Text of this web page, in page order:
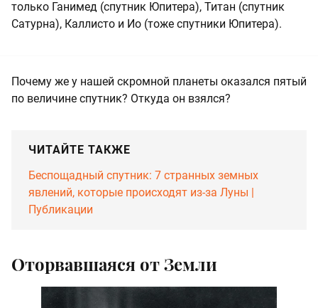
только Ганимед (спутник Юпитера), Титан (спутник
Сатурна), Каллисто и Ио (тоже спутники Юпитера).
Почему же у нашей скромной планеты оказался пятый
по величине спутник? Откуда он взялся?
ЧИТАЙТЕ ТАКЖЕ
Беспощадный спутник: 7 странных земных
явлений, которые происходят из-за Луны |
Публикации
Оторвавшаяся от Земли